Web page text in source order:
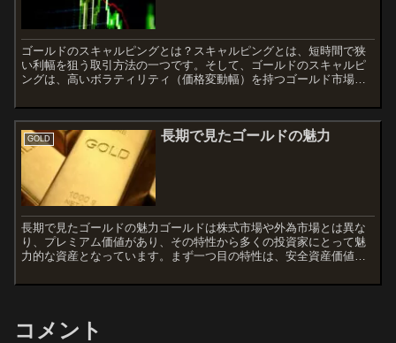
ゴールドのスキャルピングとは？スキャルピングとは、短時間で狭
い利幅を狙う取引方法の一つです。そして、ゴールドのスキャルピ
ングは、高いボラティリティ（価格変動幅）を持つゴールド市場で
で...
GOLD 長期で見たゴールドの魅力
長期で見たゴールドの魅力ゴールドは株式市場や外為市場とは異な
り、プレミアム価値があり、その特性から多くの投資家にとって魅
力的な資産となっています。まず一つ目の特性は、安全資産価値を
べ...
コメント